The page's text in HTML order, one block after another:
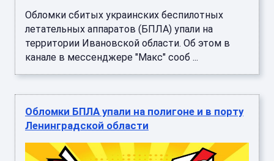
Обломки сбитых украинских беспилотных
летательных аппаратов (БПЛА) упали на
территории Ивановской области. Об этом в
канале в мессенджере "Макс" сооб ...
Обломки БПЛА упали на полигоне и в порту
Ленинградской области